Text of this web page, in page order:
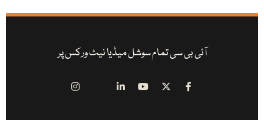
آئی بی سی تمام سوشل میڈیا نیٹ ورکس پر